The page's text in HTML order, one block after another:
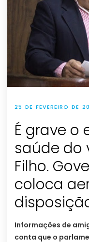
25 DE FEVEREIRO DE
É grave o
saúde do
Filho.
coloca
Informações de
conta que o